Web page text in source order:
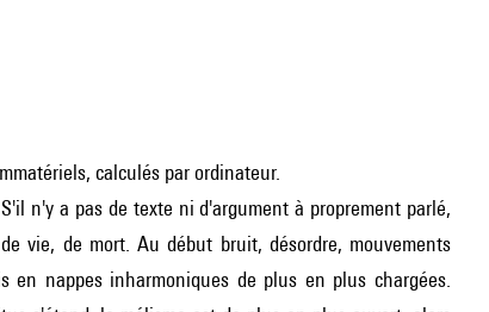
calculés par ordinateur.
n'y a pas de texte ni d'argument à proprement parlé,
vie, de mort. Au début bruit, désordre, mouvements
nappes inharmoniques de plus en plus chargées.